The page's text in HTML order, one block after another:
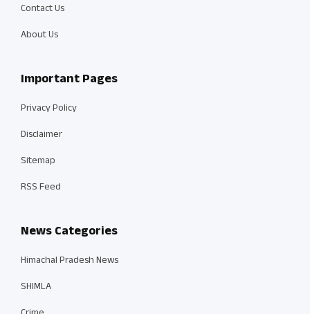
Contact Us
About Us
Important Pages
Privacy Policy
Disclaimer
Sitemap
RSS Feed
News Categories
Himachal Pradesh News
SHIMLA